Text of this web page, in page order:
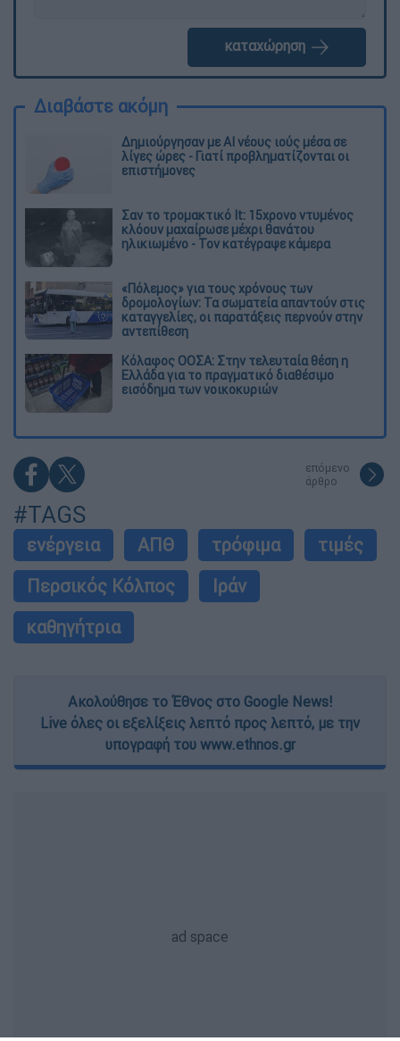
καταχώρηση
Διαβάστε ακόμη
Δημιούργησαν με AI νέους ιούς μέσα σε
λίγες ώρες - Γιατί προβληματίζονται οι
επιστήμονες
Σαν το τρομακτικό It: 15χρονο ντυμένος
κλόουν μαχαίρωσε μέχρι θανάτου
ηλικιωμένο - Τον κατέγραψε κάμερα
«Πόλεμος» για τους χρόνους των
δρομολογίων: Τα σωματεία απαντούν στις
καταγγελίες, οι παρατάξεις περνούν στην
αντεπίθεση
Κόλαφος ΟΟΣΑ: Στην τελευταία θέση η
Ελλάδα για το πραγματικό διαθέσιμο
εισόδημα των νοικοκυριών
επόμενο
άρθρο
#TAGS
ενέργεια ΑΠΘ τρόφιμα
τιμές
Περσικός Κόλπος
Ιράν
καθηγήτρια
Ακολούθησε το Έθνος στο Google News!
Live όλες οι εξελίξεις λεπτό προς λεπτό, με την
υπογραφή του www.ethnos.gr